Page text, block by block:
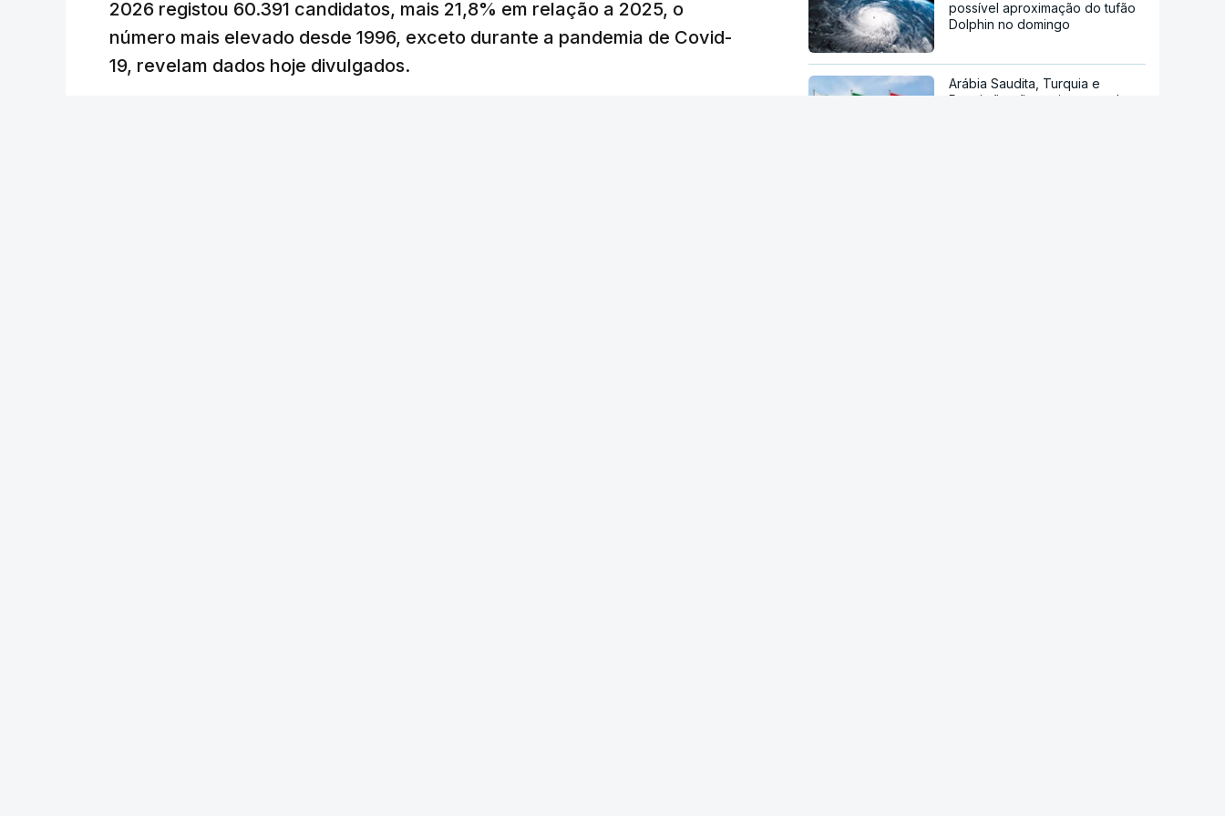
uma subida acentuada, tendência que deverá ser revertida na próxima semana.
2026 registou 60.391 candidatos, mais 21,8% em relação a 2025, o
número mais elevado desde 1996, exceto durante a pandemia de Covid-
19, revelam dados hoje divulgados.
possível aproximação do tufão
Dolphin no domingo
Arábia Saudita, Turquia e
Paquistão vão assinar acordo